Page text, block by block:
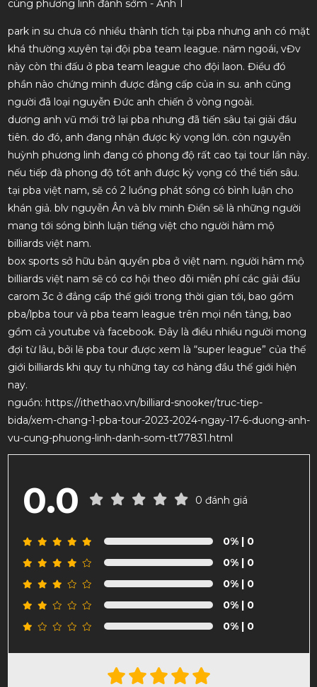
park in su chưa có nhiều thành tích tại pba nhưng anh có mặt
khá thường xuyên tại đội pba team league. năm ngoái, vĐv
này còn thi đấu ở pba team league cho đội laon. Điều đó
phần nào chứng minh được đẳng cấp của in su. anh cũng
người đã loại nguyễn Đức anh chiến ở vòng ngoài.
dương anh vũ mới trở lại pba nhưng đã tiến sâu tại giải đầu
tiên. do đó, anh đang nhận được kỳ vọng lớn. còn nguyễn
huỳnh phương linh đang có phong độ rất cao tại tour lần này.
nếu tiếp đà phong độ tốt anh được kỳ vọng có thể tiến sâu.
tại pba việt nam, sẽ có 2 luồng phát sóng có bình luận cho
khán giả. blv nguyễn Ân và blv minh Điền sẽ là những người
mang tới sóng bình luận tiếng việt cho người hâm mộ
billiards việt nam.
box sports sở hữu bản quyền pba ở việt nam. người hâm mộ
billiards việt nam sẽ có cơ hội theo dõi miễn phí các giải đấu
carom 3c ở đẳng cấp thế giới trong thời gian tới, bao gồm
pba/lpba tour và pba team league trên mọi nền tảng, bao
gồm cả youtube và facebook. Đây là điều nhiều người mong
đợi từ lâu, bởi lẽ pba tour được xem là “super league” của thế
giới billiards khi quy tụ những tay cơ hàng đầu thế giới hiện
nay.
nguồn: https://ithethao.vn/billiard-snooker/truc-tiep-
bida/xem-chang-1-pba-tour-2023-2024-ngay-17-6-duong-anh-
vu-cung-phuong-linh-danh-som-tt77831.html
0.0 0 đánh giá
0%| 0
0%| 0
0%| 0
0%| 0
0%| 0